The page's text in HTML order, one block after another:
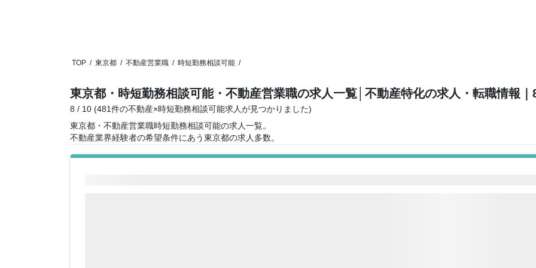
TOP / 東京都 / 不動産営業職 / 時短勤務相談可能 /
東京都・時短勤務相談可能・不動産営業職の求人一覧 │不動産特化の求人・転職情報
8 / 10 (481件の不動産×時短勤務相談可能求人が見つかりました)
東京都・不動産営業職時短勤務相談可能の求人一覧。
不動産業界経験者の希望条件にあう東京都の求人多数。